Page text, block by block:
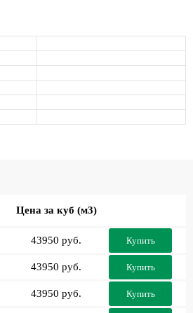
Цена за куб (м3)
43950 руб. Купить
43950 руб. Купить
43950 руб. Купить